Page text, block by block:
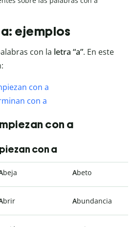
ejemplos
con la letra “a”. En este
con a
con a
con a
con a
beja Abeto
brir Abundancia